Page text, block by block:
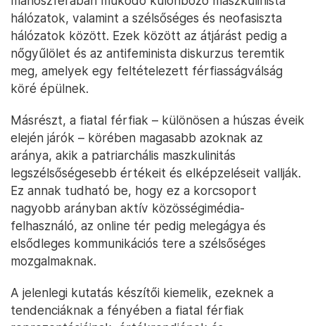
hálózatok, valamint a szélsőséges és neofasiszta
hálózatok között. Ezek között az átjárást pedig a
nőgyűlölet és az antifeminista diskurzus teremtik
meg, amelyek egy feltételezett férfiasságválság
köré épülnek.
Másrészt, a fiatal férfiak – különösen a húszas éveik
elején járók – körében magasabb azoknak az
aránya, akik a patriarchális maszkulinitás
legszélsőségesebb értékeit és elképzeléseit vallják.
Ez annak tudható be, hogy ez a korcsoport
nagyobb arányban aktív közösségimédia-
felhasználó, az online tér pedig melegágya és
elsődleges kommunikációs tere a szélsőséges
mozgalmaknak.
A jelenlegi kutatás készítői kiemelik, ezeknek a
tendenciáknak a fényében a fiatal férfiak